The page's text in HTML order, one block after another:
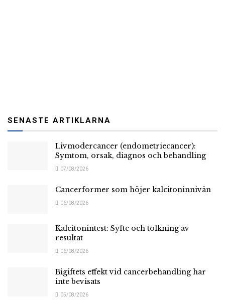
SENASTE ARTIKLARNA
Livmodercancer (endometriecancer):
Symtom, orsak, diagnos och behandling
07/08/2026
Cancerformer som höjer kalcitoninnivån
06/08/2026
Kalcitonintest: Syfte och tolkning av
resultat
06/08/2026
Bigiftets effekt vid cancerbehandling har
inte bevisats
05/08/2026